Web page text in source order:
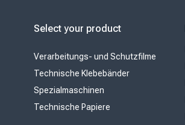
Select your product
Verarbeitungs- und Schutzfilme
Technische Klebebänder
Spezialmaschinen
Technische Papiere